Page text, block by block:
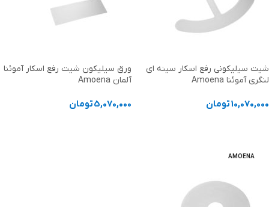
شیت سیلیکونی رفع اسکار سینه ای
لنگری آموئنا Amoena
10,070,000تومان
ورق سیلیکون شیت رفع اسکار آموئنا
آلمان Amoena
5,070,000تومان
AMOENA